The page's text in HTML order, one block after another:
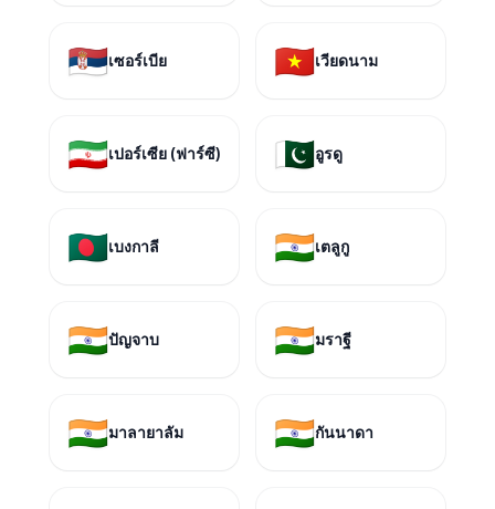
🇷🇸เซอร์เบีย 🇻🇳เวียดนาม
🇮🇷เปอร์เซีย (ฟาร์ซี) 🇵🇰อูรดู
🇧🇩เบงกาลี 🇮🇳เตลูกู
🇮🇳ปัญจาบ 🇮🇳มราฐี
🇮🇳มาลายาลัม 🇮🇳กันนาดา